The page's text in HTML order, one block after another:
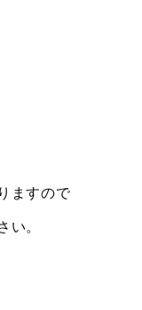
ますので
。